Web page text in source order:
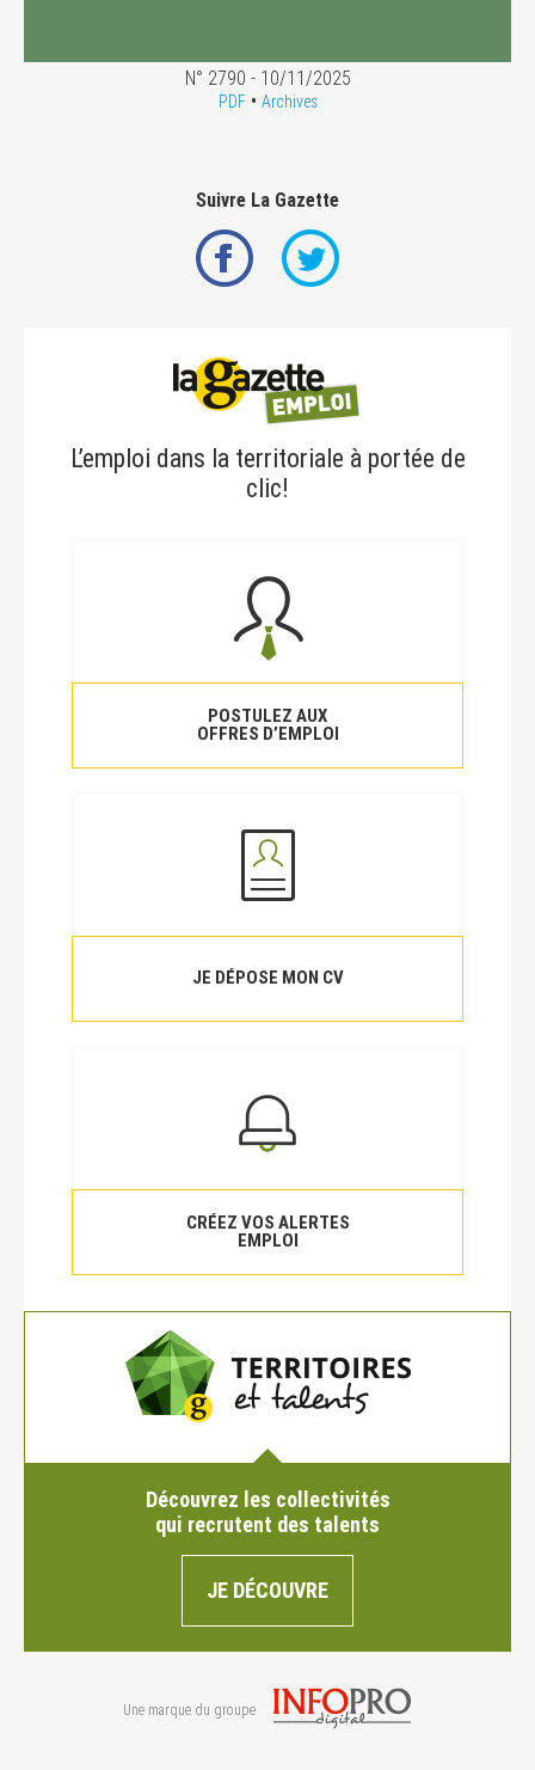
N° 2790 - 10/11/2025
PDF• Archives
Suivre La Gazette
L’emploi dans la territoriale à portée de
clic!
POSTULEZ AUX
OFFRES D’EMPLOI
JE DÉPOSE MON CV
CRÉEZ VOS ALERTES
EMPLOI
Découvrez les collectivités
qui recrutent des talents
JE DÉCOUVRE
Une marque du groupe